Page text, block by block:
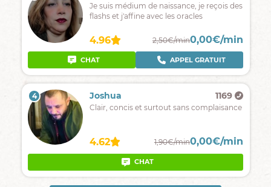
Je suis médium de naissance, je reçois des
flashs et j'affine avec les oracles
4.96 2,50€/min0,00€/min
CHAT APPEL GRATUIT
4 Joshua 1169
Clair, concis et surtout sans complaisance
4.62 1,90€/min0,00€/min
CHAT